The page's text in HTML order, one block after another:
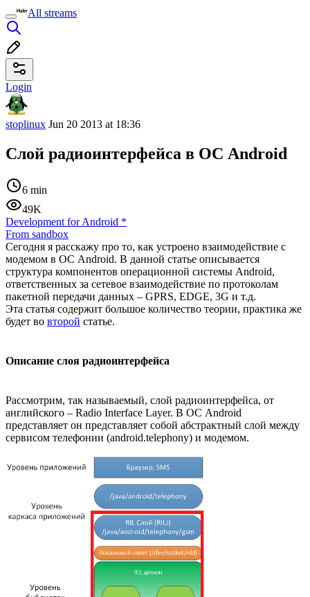
All streams
Login
stoplinux Jun 20 2013 at 18:36
Слой радиоинтерфейса в ОС Android
6 min
49K
Development for Android *
From sandbox
Сегодня я расскажу про то, как устроено взаимодействие с
модемом в ОС Android. В данной статье описывается
структура компонентов операционной системы Android,
ответственных за сетевое взаимодействие по протоколам
пакетной передачи данных – GPRS, EDGE, 3G и т.д.
Эта статья содержит большое количество теории, практика же
будет во второй статье.
Описание слоя радиоинтерфейса
Рассмотрим, так называемый, слой радиоинтерфейса, от
английского – Radio Interface Layer. В ОС Android
представляет он представляет собой абстрактный слой между
сервисом телефонии (android.telephony) и модемом.